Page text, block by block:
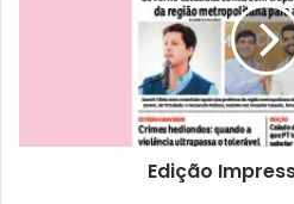
Edição